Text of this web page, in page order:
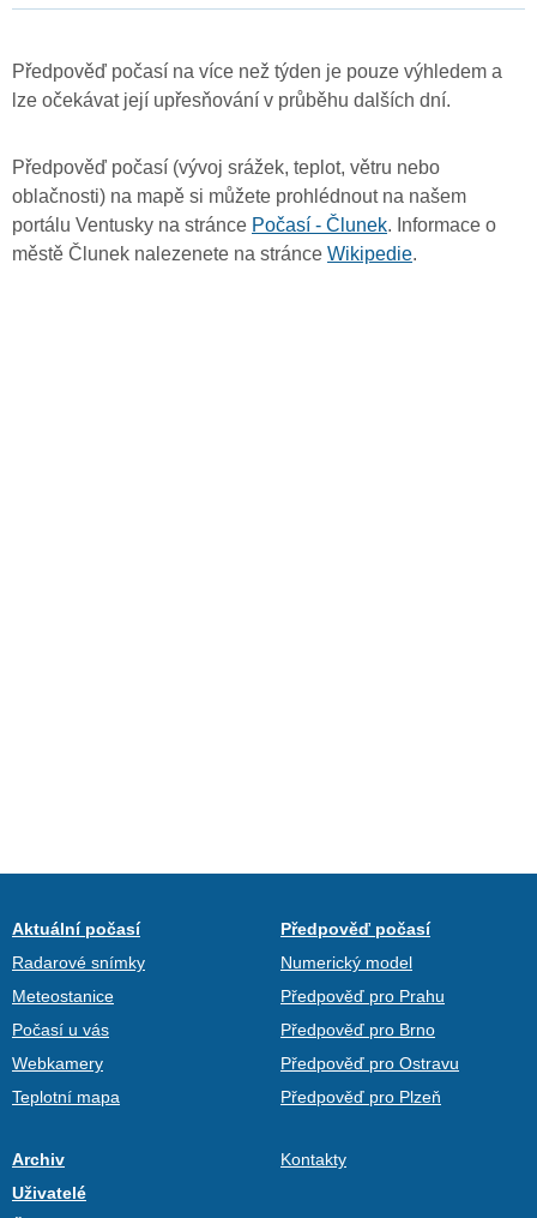
Předpověď počasí na více než týden je pouze výhledem a
lze očekávat její upřesňování v průběhu dalších dní.
Předpověď počasí (vývoj srážek, teplot, větru nebo
oblačnosti) na mapě si můžete prohlédnout na našem
portálu Ventusky na stránce Počasí - Člunek. Informace o
městě Člunek nalezenete na stránce Wikipedie.
Aktuální počasí
Radarové snímky
Meteostanice
Počasí u vás
Webkamery
Teplotní mapa
Předpověď počasí
Numerický model
Předpověď pro Prahu
Předpověď pro Brno
Předpověď pro Ostravu
Předpověď pro Plzeň
Archiv
Uživatelé
Kontakty